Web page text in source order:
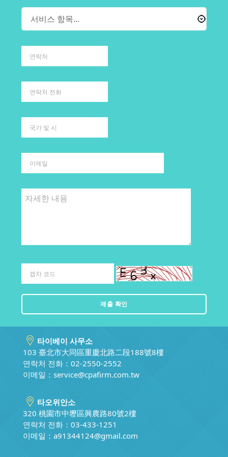
타이베이 사무소
103 臺北市大同區重慶北路二段188號8樓
연락처 전화：02-2550-2552
이메일： service@cpafirm.com.tw
타오위안소
320 桃園市中壢區興農路80號2樓
연락처 전화：03-433-1251
이메일： a91344124@gmail.com